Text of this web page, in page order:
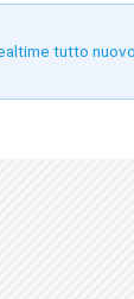
tutto